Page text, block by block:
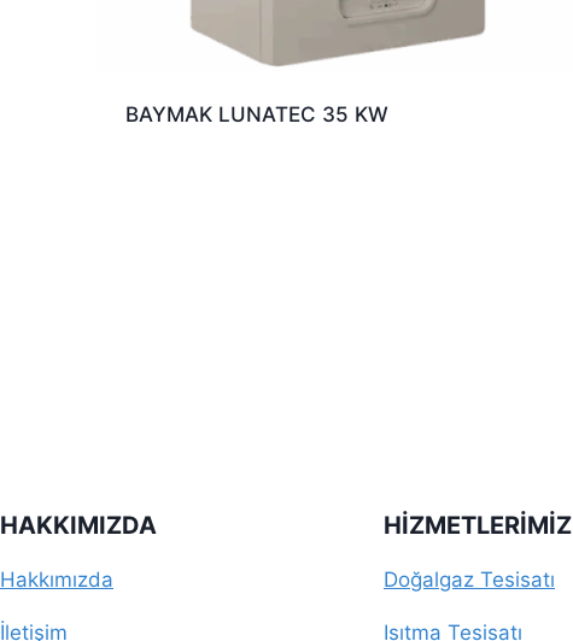
BAYMAK LUNATEC 35 KW
HAKKIMIZDA
Hakkımızda
İletişim
HIZMETLERIMIZ
Doğalgaz Tesisatı
Isıtma Tesisatı